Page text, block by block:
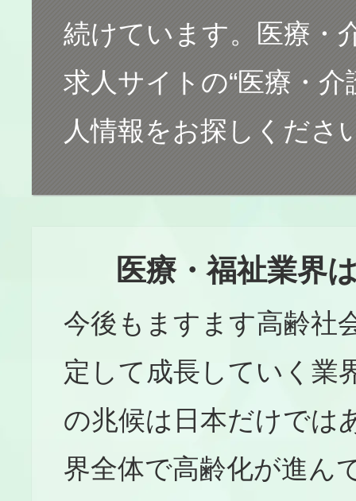
続けています。医療・
求人サイトの“医療・
人情報をお探しくださ
医療・福祉業界
今後もますます高齢社
定して成長していく業
の兆候は日本だけでは
界全体で高齢化が進ん